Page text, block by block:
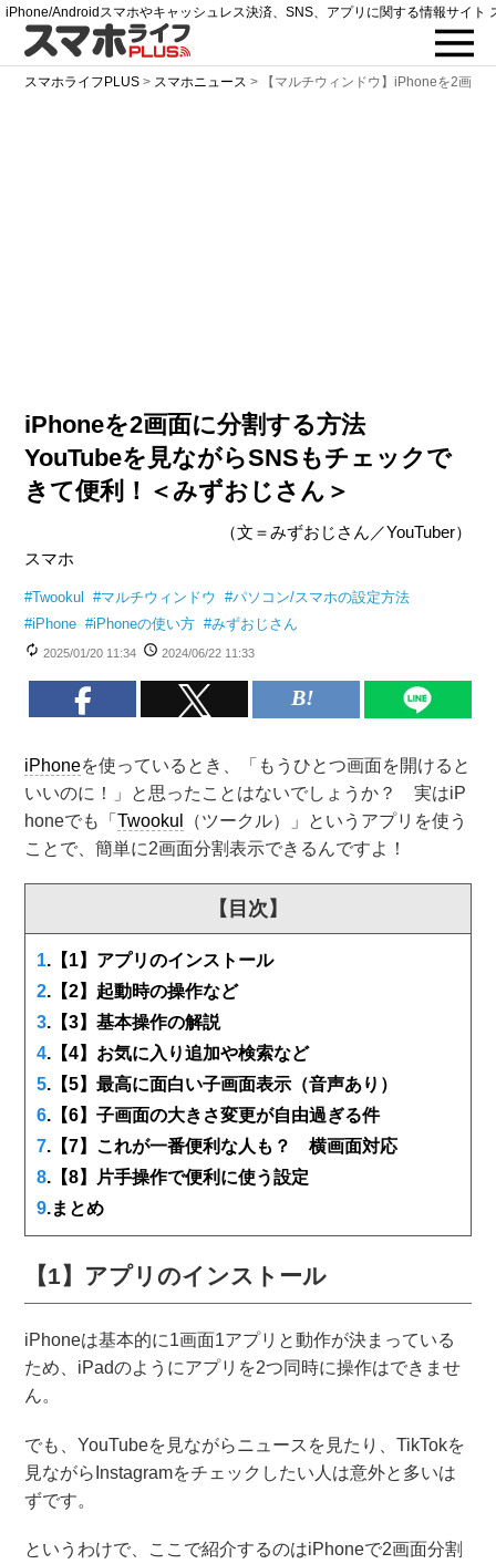
iPhone/Androidスマホやキャッシュレス決済、SNS、アプリに関する情報サイト
スマホライフPLUS > スマホニュース > 【マルチウィンドウ】iPhoneを2画面
iPhoneを2画面に分割する方法
YouTubeを見ながらSNSもチェックで
きて便利！＜みずおじさん＞
（文＝みずおじさん／YouTuber）
スマホ
#Twookul #マルチウィンドウ #パソコン/スマホの設定方法
#iPhone #iPhoneの使い方 #みずおじさん
2025/01/20 11:34 2024/06/22 11:33
iPhoneを使っているとき、「もうひとつ画面を開けると
いいのに！」と思ったことはないでしょうか？ 実はiP
honeでも「Twookul
（ツークル）」というアプリを使う
ことで、簡単に2画面分割表示できるんですよ！
【目次】
1.【1】アプリのインストール
2.【2】起動時の操作など
3.【3】基本操作の解説
4.【4】お気に入り追加や検索など
5.【5】最高に面白い子画面表示（音声あり）
6.【6】子画面の大きさ変更が自由過ぎる件
7.【7】これが一番便利な人も？ 横画面対応
8.【8】片手操作で便利に使う設定
9.まとめ
【1】アプリのインストール
iPhoneは基本的に1画面1アプリと動作が決まっている
ため、iPadのようにアプリを2つ同時に操作はできませ
ん。
でも、YouTubeを見ながらニュースを見たり、TikTokを
見ながらInstagramをチェックしたい人は意外と多いは
ずです。
というわけで、ここで紹介するのはiPhoneで2画面分割